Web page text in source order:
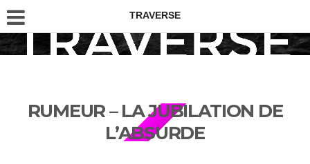
TRAVERSE
RUMEUR – LA JUBILATION DE
L’ABSURDE